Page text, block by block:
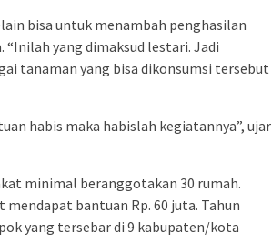
bisa untuk menambah penghasilan
yang dimaksud lestari. Jadi
tanaman yang bisa dikonsumsi tersebut
habis maka habislah kegiatannya”, ujar
minimal beranggotakan 30 rumah.
bantuan Rp. 60 juta. Tahun
yang tersebar di 9 kabupaten/kota